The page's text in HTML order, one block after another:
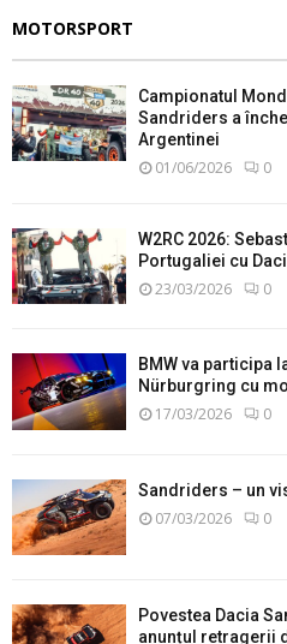
MOTORSPORT
Campionatul
Sandriders a
Argentinei
01/06/2026 0
W2RC 2026:
Portugaliei cu
23/03/2026 0
BMW va participa
Nürburgring cu
17/03/2026 0
Sandriders – un
07/03/2026 0
Povestea Dacia
anunțul retragerii